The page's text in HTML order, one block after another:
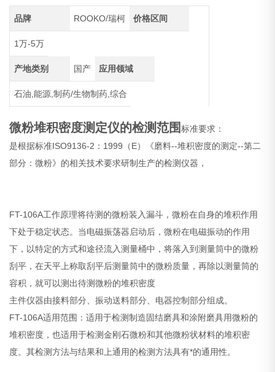
品牌 ROOKO/瑞柯 价格区间
1万-5万
产地类别 国产 应用领域
石油,能源,制药/生物制药,综合
微粉堆积密度测定仪的检测范围标准要求：
是根据标准ISO9136-2：1999（E）《磨料--堆积密度的测定--第二
部分：微粉》的相关技术要求研制生产的检测仪器，
FT-106A工作原理将待测的微粉装入漏斗，微粉在自身的堆积作用
下处于稳定状态。当电磁振荡器启动后，微粉在电磁振动的作用
下，以特定的方式和途径流入测量桶中，将落入到测量筒中的微粉
刮平，在天平上称取刮平后测量筒中的微粉质量，再除以测量筒的
容积，就可以测出待测微粉的堆积密度
主件仪器由接料部分、振动送料部分、电器控制部分组成。
FT-106A适用范围：适用于检测制造固结磨具和涂附磨具用微粉的
堆积密度，也适用于检测金刚石微粉和其他微粉状材料的堆积密
度。其检测方法与结果和上通用的检测方法具有*的通用性。